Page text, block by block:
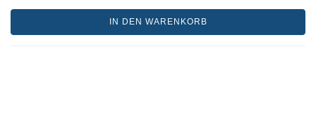
IN DEN WARENKORB